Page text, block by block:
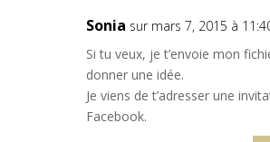
Sonia sur mars 7, 2015 à
Si tu veux, je t’envoie mon
donner une idée.
Je viens de t’adresser une
Facebook.